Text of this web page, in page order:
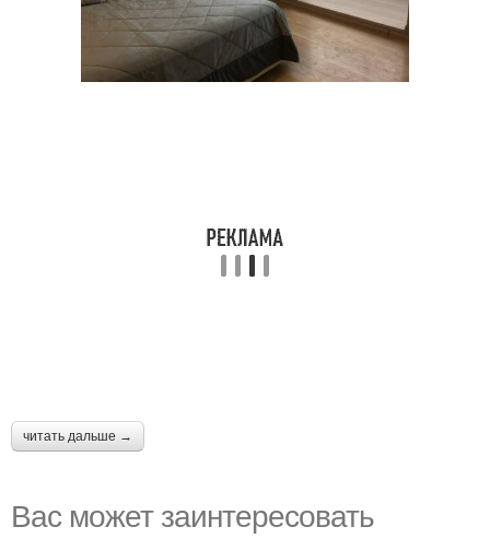
читать дальше →
Вас может заинтересовать